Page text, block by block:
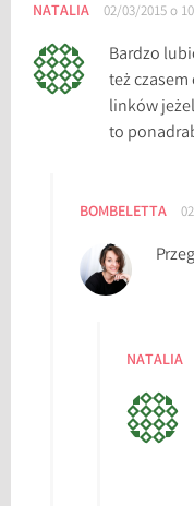
NATALIA 02/03/2015 o
Bardzo
też
linków
to
BOMBELETTA
NATALIA